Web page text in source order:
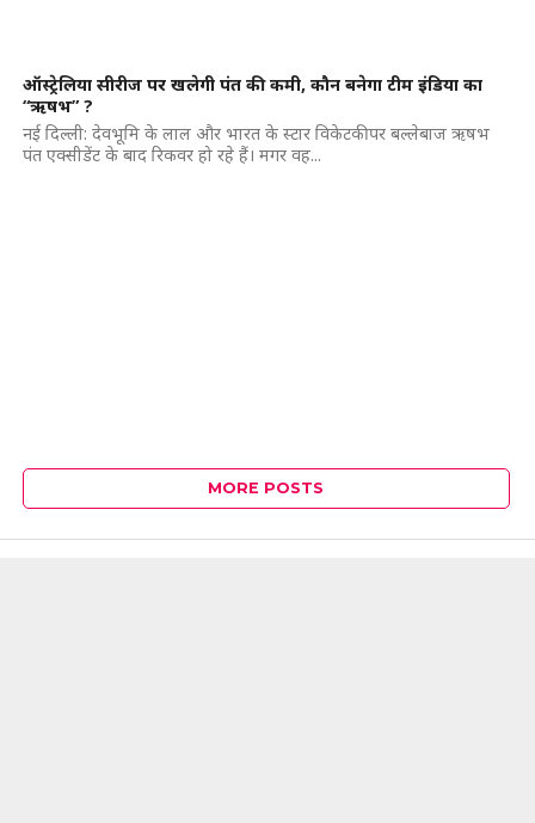
ऑस्ट्रेलिया सीरीज पर खलेगी पंत की कमी, कौन बनेगा टीम इंडिया का
“ऋषभ” ?
नई दिल्ली: देवभूमि के लाल और भारत के स्टार विकेटकीपर बल्लेबाज ऋषभ
पंत एक्सीडेंट के बाद रिकवर हो रहे हैं। मगर वह...
MORE POSTS